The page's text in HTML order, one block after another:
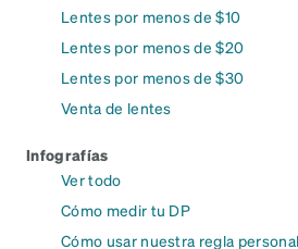
Lentes por menos de $10
Lentes por menos de $20
Lentes por menos de $30
Venta de lentes
Infografías
Ver todo
Cómo medir tu DP
Cómo usar nuestra regla